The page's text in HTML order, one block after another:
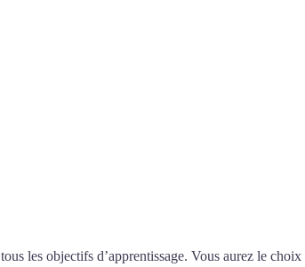
les objectifs d’apprentissage. Vous aurez le